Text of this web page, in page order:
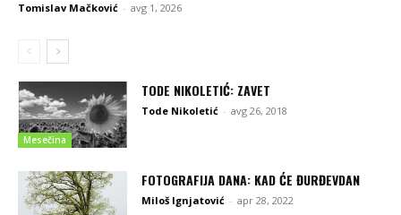
Tomislav Mačković - avg 1, 2026
Mesečina
TODE NIKOLETIĆ: ZAVET
Tode Nikoletić - avg 26, 2018
FOTOGRAFIJA DANA: KAD ĆE ĐURĐEVDAN
Miloš Ignjatović - apr 28, 2022